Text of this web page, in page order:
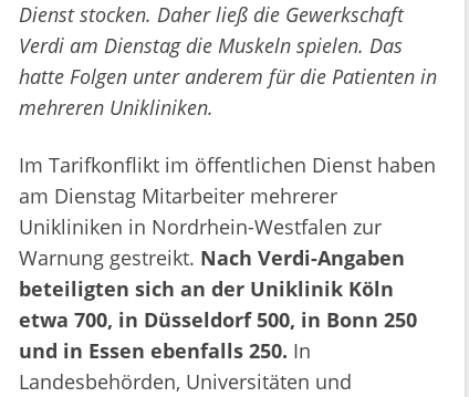
Dienst stocken. Daher ließ die Gewerkschaft
Verdi am Dienstag die Muskeln spielen. Das
hatte Folgen unter anderem für die Patienten in
mehreren Unikliniken.
Im Tarifkonflikt im öffentlichen Dienst haben
am Dienstag Mitarbeiter mehrerer
Unikliniken in Nordrhein-Westfalen zur
Warnung gestreikt. Nach Verdi-Angaben
beteiligten sich an der Uniklinik Köln
etwa 700, in Düsseldorf 500, in Bonn 250
und in Essen ebenfalls 250. In
Landesbehörden, Universitäten und